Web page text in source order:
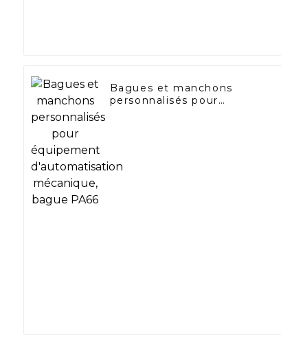
Bagues et manchons
personnalisés pour